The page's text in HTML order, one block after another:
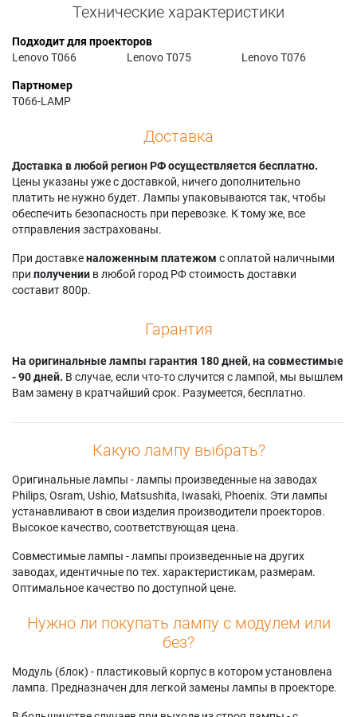
Технические характеристики
Подходит для проекторов
Lenovo T066
Lenovo T075 Lenovo T076
Партномер
T066-LAMP
Доставка
Доставка в любой регион РФ осуществляется бесплатно.
Цены указаны уже с доставкой, ничего дополнительно
платить не нужно будет. Лампы упаковываются так, чтобы
обеспечить безопасность при перевозке. К тому же, все
отправления застрахованы.
При доставкеналоженным платежом с оплатой наличными
при получении в любой город РФ стоимость доставки
составит 800р.
Гарантия
На оригинальные лампы гарантия 180 дней, на совместимые
- 90 дней. В случае, если что-то случится с лампой, мы вышлем
Вам замену в кратчайший срок. Разумеется, бесплатно.
Какую лампу выбрать?
Оригинальные лампы - лампы произведенные на заводах
Philips, Osram, Ushio, Matsushita, Iwasaki, Phoenix. Эти лампы
устанавливают в свои изделия производители проекторов.
Высокое качество, соответствующая цена.
Совместимые лампы - лампы произведенные на других
заводах, идентичные по тех. характеристикам, размерам.
Оптимальное качество по доступной цене.
Нужно ли покупать лампу с модулем или
без?
Модуль (блок) - пластиковый корпус в котором установлена
лампа. Предназначен для легкой замены лампы в проекторе.